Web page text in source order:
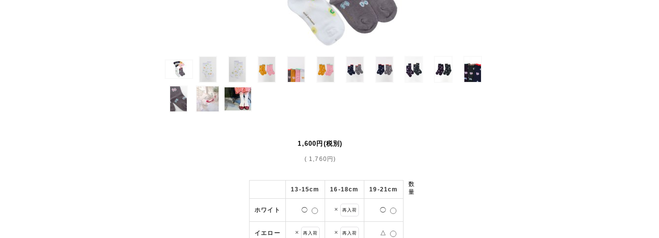
1,600円 (税別)
( 1,760円)
13-15cm 16-18cm 19-21cm
ホワイト ◯ × 再入荷 ◯
イエロー × 再入荷 × 再入荷 △
数
量